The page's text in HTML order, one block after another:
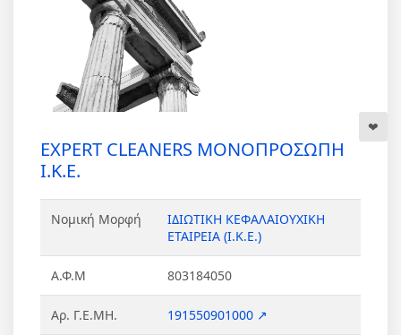
EXPERT CLEANERS ΜΟΝΟΠΡΟΣΩΠΗ
Ι.Κ.Ε.
Νομική Μορφή
ΙΔΙΩΤΙΚΗ ΚΕΦΑΛΑΙΟΥΧΙΚΗ
ΕΤΑΙΡΕΙΑ (Ι.Κ.Ε.)
Α.Φ.Μ 803184050
Αρ. Γ.Ε.ΜΗ. 191550901000 ↗